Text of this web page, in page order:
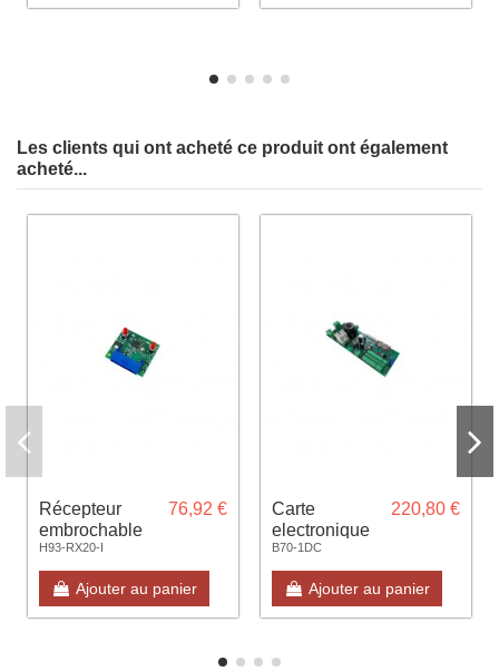
Les clients qui ont acheté ce produit ont également
acheté...
Récepteur
embrochable
433Mhz (max
50 codes)
H93-RX20-I
76,92 €
Ajouter au panier
Carte
electronique
B70/1DC
pour 1 moteur
coulissant
24V
B70-1DC
220,80 €
Ajouter au panier